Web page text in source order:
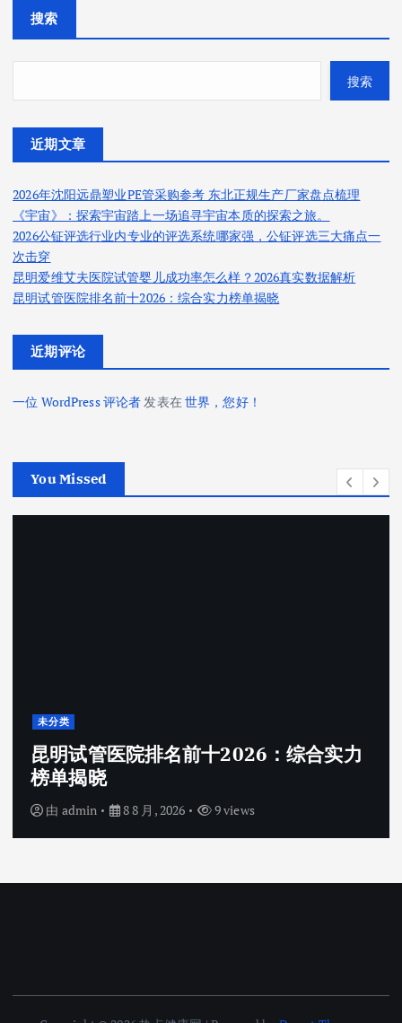
搜索
搜索
近期文章
2026年沈阳远鼎塑业PE管采购参考 东北正规生产厂家盘点梳理
《宇宙》：探索宇宙踏上一场追寻宇宙本质的探索之旅。
2026公钲评选行业内专业的评选系统哪家强，公钲评选三大痛点一
次击穿
昆明爱维艾夫医院试管婴儿成功率怎么样？2026真实数据解析
昆明试管医院排名前十2026：综合实力榜单揭晓
近期评论
一位 WordPress 评论者发表在世界，您好！
You Missed
未分类
昆明试管医院排名前十2026：综合实力
榜单揭晓
由 admin 8 8 月, 2026 9 views